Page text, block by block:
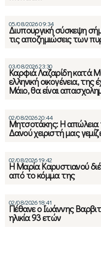
05/08/2026 09:34
Διυπουργική σύσκεψη
τις αποζημιώσεις των
03/08/2026 23:30
Καρφιά Λαζαρίδη κατά
ελληνική οικογένεια,
Μάιο, θα είναι
02/08/2026 20:44
Μητσοτάκης: Η απώλεια
Δανού χειριστή μας
02/08/2026 19:42
Η Μαρία Καρυστιανού
από το κόμμα της
02/08/2026 18:41
Πέθανε ο Ιωάννης
ηλικία 93 ετών